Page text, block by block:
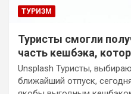
ТУРИЗМ
Туристы смогли
часть кешбэка,
Unsplash Туристы,
ближайший отпуск,